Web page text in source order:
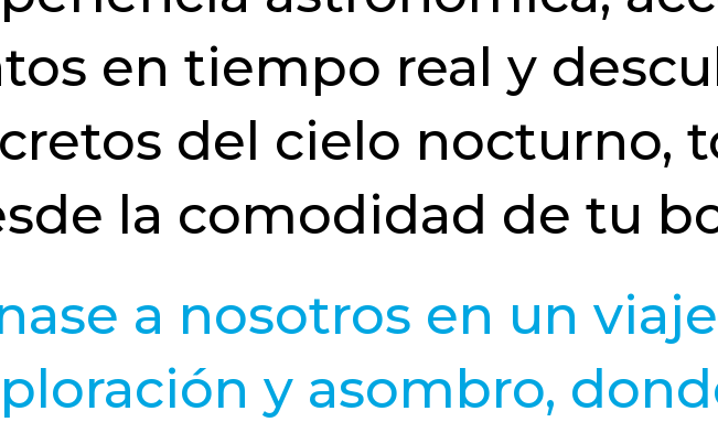
en tiempo real y
del cielo nocturno,
la comodidad de tu
a nosotros en un
y asombro,